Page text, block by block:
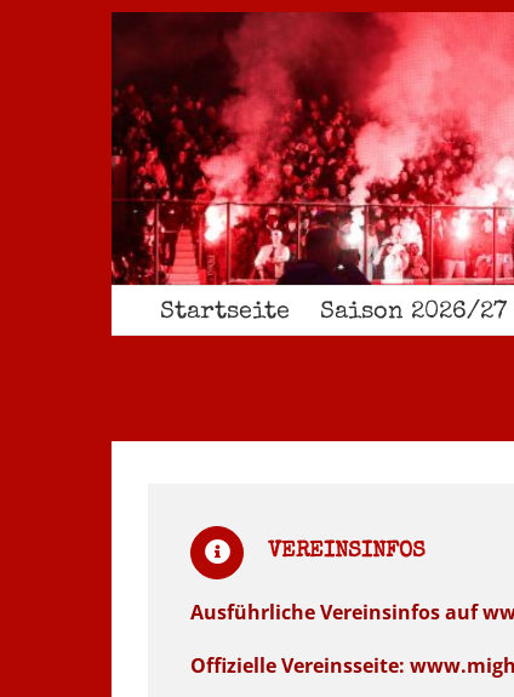
Startseite Saison 2026/27
VEREINSINFOS
Ausführliche Vereinsinfos auf
Offizielle Vereinsseite: